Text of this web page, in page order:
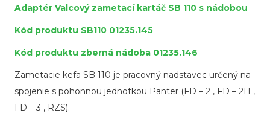
Adaptér Valcový zametací kartáč SB 110 s nádobou
Kód produktu SB110 01235.145
Kód produktu zberná nádoba 01235.146
Zametacie kefa SB 110 je pracovný nadstavec určený na
spojenie s pohonnou jednotkou Panter (FD – 2 , FD – 2H ,
FD – 3 , RZS).